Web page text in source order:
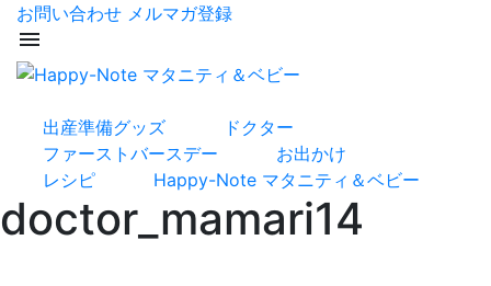
お問い合わせ メルマガ登録
menu
出産準備グッズ
ドクター
ファーストバースデー
お出かけ
レシピ
Happy-Note マタニティ＆ベビー
doctor_mamari14